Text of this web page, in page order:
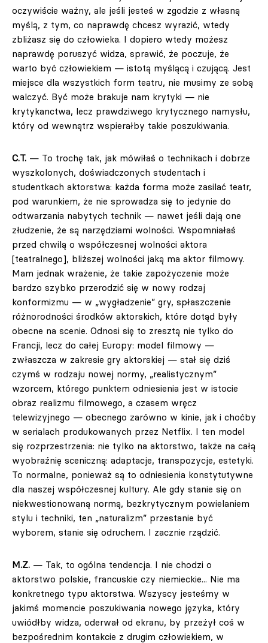
oczywiście ważny, ale jeśli jesteś w zgodzie z własną
myślą, z tym, co naprawdę chcesz wyrazić, wtedy
zbliżasz się do człowieka. I dopiero wtedy możesz
naprawdę poruszyć widza, sprawić, że poczuje, że
warto być człowiekiem — istotą myślącą i czującą. Jest
miejsce dla wszystkich form teatru, nie musimy ze sobą
walczyć. Być może brakuje nam krytyki — nie
krytykanctwa, lecz prawdziwego krytycznego namysłu,
który od wewnątrz wspierałby takie poszukiwania.
C.T. — To trochę tak, jak mówiłaś o technikach i dobrze
wyszkolonych, doświadczonych studentach i
studentkach aktorstwa: każda forma może zasilać teatr,
pod warunkiem, że nie sprowadza się to jedynie do
odtwarzania nabytych technik — nawet jeśli dają one
złudzenie, że są narzędziami wolności. Wspomniałaś
przed chwilą o współczesnej wolności aktora
[teatralnego], bliższej wolności jaką ma aktor filmowy.
Mam jednak wrażenie, że takie zapożyczenie może
bardzo szybko przerodzić się w nowy rodzaj
konformizmu — w „wygładzenie” gry, spłaszczenie
różnorodności środków aktorskich, które dotąd były
obecne na scenie. Odnosi się to zresztą nie tylko do
Francji, lecz do całej Europy: model filmowy —
zwłaszcza w zakresie gry aktorskiej — stał się dziś
czymś w rodzaju nowej normy, „realistycznym”
wzorcem, którego punktem odniesienia jest w istocie
obraz realizmu filmowego, a czasem wręcz
telewizyjnego — obecnego zarówno w kinie, jak i choćby
w serialach produkowanych przez Netflix. I ten model
się rozprzestrzenia: nie tylko na aktorstwo, także na całą
wyobraźnię sceniczną: adaptacje, transpozycje, estetyki.
To normalne, ponieważ są to odniesienia konstytutywne
dla naszej współczesnej kultury. Ale gdy stanie się on
niekwestionowaną normą, bezkrytycznym powielaniem
stylu i techniki, ten „naturalizm” przestanie być
wyborem, stanie się odruchem. I zacznie rządzić.
M.Z. — Tak, to ogólna tendencja. I nie chodzi o
aktorstwo polskie, francuskie czy niemieckie... Nie ma
konkretnego typu aktorstwa. Wszyscy jesteśmy w
jakimś momencie poszukiwania nowego języka, który
uwiódłby widza, oderwał od ekranu, by przeżył coś w
bezpośrednim kontakcie z drugim człowiekiem, w